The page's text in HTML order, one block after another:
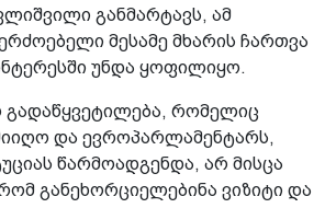
განმარტავს, ამ
მესამე მხარის ჩართვა
უნდა ყოფილიყო.
გადაწყვეტილება, რომელიც
და ევროპარლამენტარს,
წარმოადგენდა, არ მისცა
განეხორციელებინა ვიზიტი და